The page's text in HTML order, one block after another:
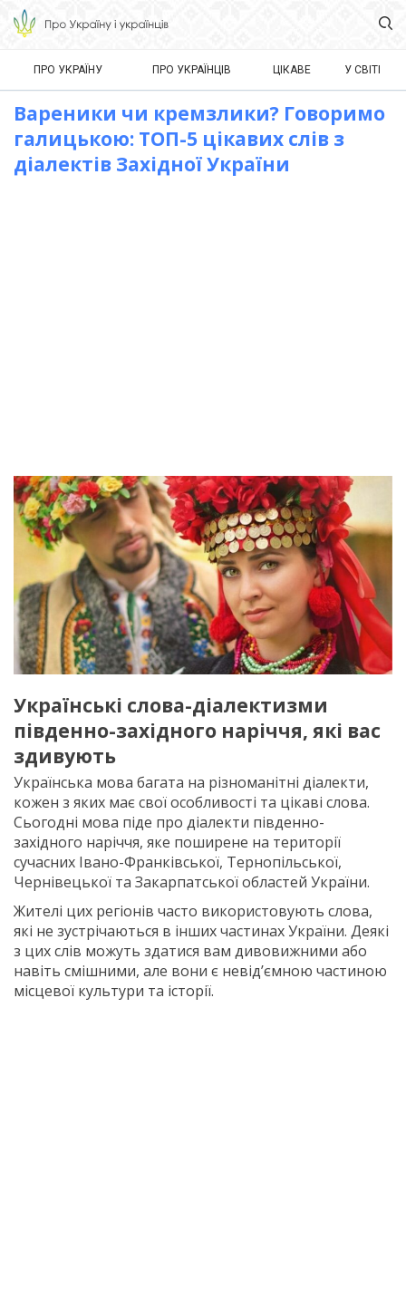
ПРО УКРАЇНУ ПРО УКРАЇНЦІВ ЦІКАВЕ У СВІТІ
Вареники чи кремзлики? Говоримо
галицькою: ТОП-5 цікавих слів з
діалектів Західної України
Українські слова-діалектизми
південно-західного наріччя, які вас
здивують
Українська мова багата на різноманітні діалекти,
кожен з яких має свої особливості та цікаві слова.
Сьогодні мова піде про діалекти південно-
західного наріччя, яке поширене на території
сучасних Івано-Франківської, Тернопільської,
Чернівецької та Закарпатської областей України.
Жителі цих регіонів часто використовують слова,
які не зустрічаються в інших частинах України. Деякі
з цих слів можуть здатися вам дивовижними або
навіть смішними, але вони є невід’ємною частиною
місцевої культури та історії.